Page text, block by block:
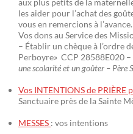
les aider pour l’achat des
vous en remercions à l’avance.
Vos dons au Service des
– Établir un chèque à l’ordre
Perboyre» CCP 28588E020
une scolarité et un goûter – Père
Vos INTENTIONS de PRIÈRE
Sanctuaire près de la Sainte
MESSES : vos intentions